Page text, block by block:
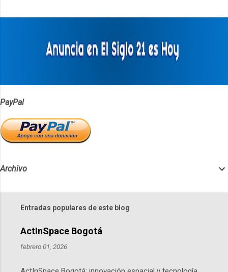
PayPal
Archivo
Entradas populares de este blog
ActInSpace Bogotá
febrero 01, 2026